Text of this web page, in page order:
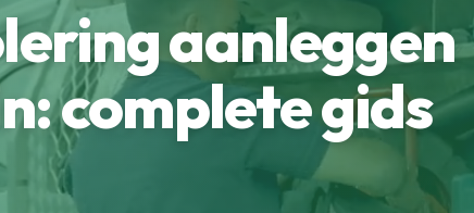
aanleggen
complete gids